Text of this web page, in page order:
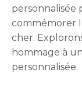
commémorer
cher.
hommage à
personnalisée.